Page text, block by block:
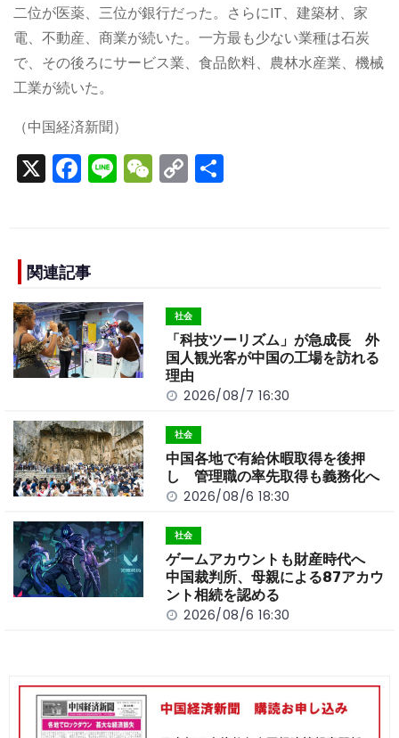
二位が医薬、三位が銀行だった。さらにIT、建築材、家
電、不動産、商業が続いた。一方最も少ない業種は石炭
で、その後ろにサービス業、食品飲料、農林水産業、機械
工業が続いた。
（中国経済新聞）
X F
e
b
o
o
k
Li W C
n
k
関連記事
社会
「科技ツーリズム」が急成長 外
国人観光客が中国の工場を訪れる
理由
2026/08/7 16:30
社会
中国各地で有給休暇取得を後押
し 管理職の率先取得も義務化へ
2026/08/6 18:30
社会
ゲームアカウントも財産時代へ
中国裁判所、母親による87アカウ
ント相続を認める
2026/08/6 16:30